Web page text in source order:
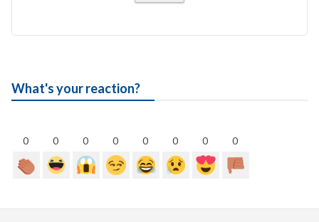
What's your reaction?
0 0 0 0 0 0 0 0